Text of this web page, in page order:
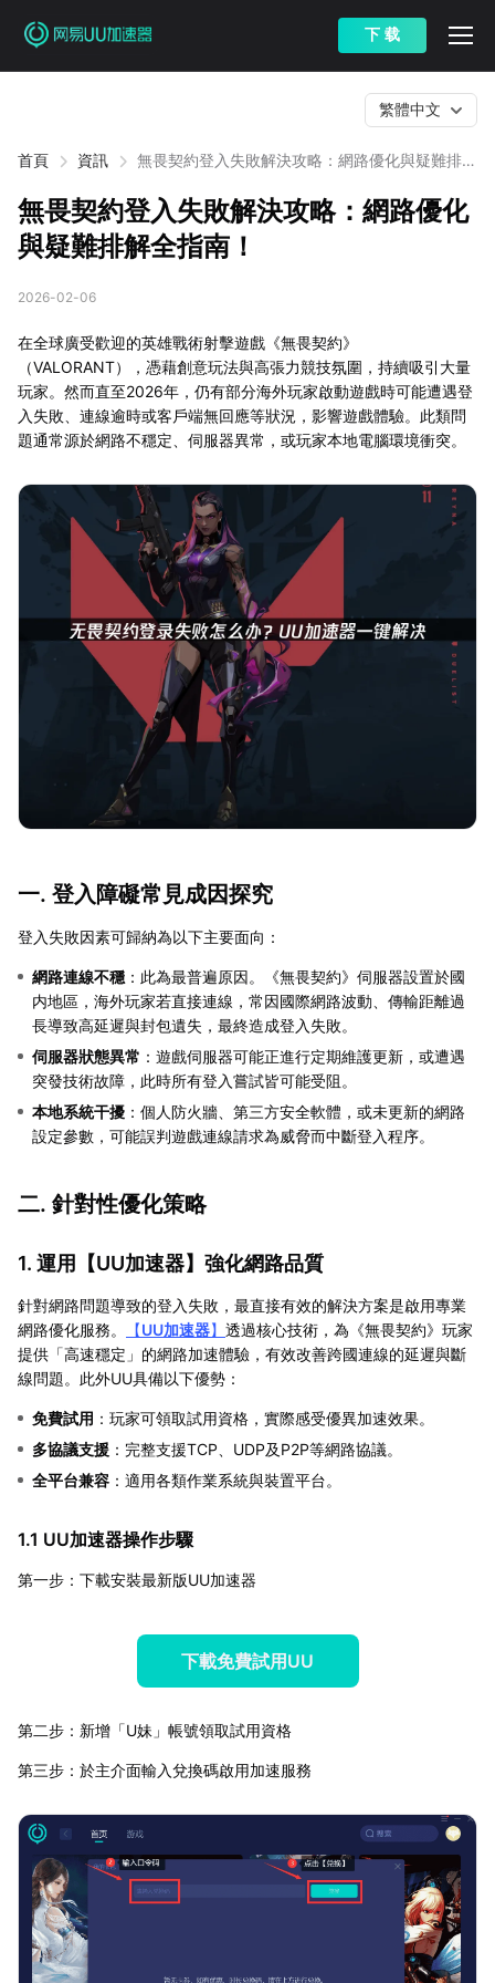
下 载
首頁 資訊
無畏契約登入失敗解決攻略：網路優化與疑難排解
繁體中文
無畏契約登入失敗解決攻略：網路優化
與疑難排解全指南！
2026-02-06
在全球廣受歡迎的英雄戰術射擊遊戲《無畏契約》
（VALORANT），憑藉創意玩法與高張力競技氛圍，持續吸引大量
玩家。然而直至2026年，仍有部分海外玩家啟動遊戲時可能遭遇登
入失敗、連線逾時或客戶端無回應等狀況，影響遊戲體驗。此類問
題通常源於網路不穩定、伺服器異常，或玩家本地電腦環境衝突。
一. 登入障礙常見成因探究
登入失敗因素可歸納為以下主要面向：
網路連線不穩 ：此為最普遍原因。《無畏契約》伺服器設置於國
内地區，海外玩家若直接連線，常因國際網路波動、傳輸距離過
長導致高延遲與封包遺失，最終造成登入失敗。
伺服器狀態異常 ：遊戲伺服器可能正進行定期維護更新，或遭遇
突發技術故障，此時所有登入嘗試皆可能受阻。
本地系統干擾 ：個人防火牆、第三方安全軟體，或未更新的網路
設定參數，可能誤判遊戲連線請求為威脅而中斷登入程序。
二. 針對性優化策略
1. 運用【UU加速器】強化網路品質
針對網路問題導致的登入失敗，最直接有效的解決方案是啟用專業
網路優化服務。
【UU加速器】 透過核心技術，為《無畏契約》玩家
提供「高速穩定」的網路加速體驗，有效改善跨國連線的延遲與斷
線問題。此外UU具備以下優勢：
免費試用 ：玩家可領取試用資格，實際感受優異加速效果。
多協議支援 ：完整支援TCP、UDP及P2P等網路協議。
全平台兼容 ：適用各類作業系統與裝置平台。
1.1 UU加速器操作步驟
第一步：下載安裝最新版UU加速器
下載免費試用UU
第二步：新增「U妹」帳號領取試用資格
第三步：於主介面輸入兌換碼啟用加速服務